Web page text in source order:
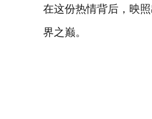
在这份热情背后，映
界之巅。